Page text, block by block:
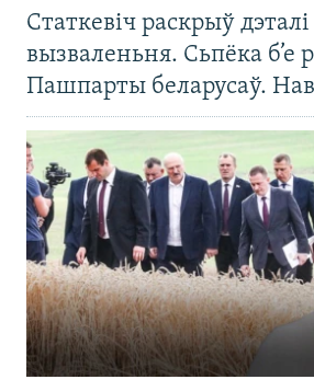
Статкевіч раскрыў дэталі
вызваленьня. Сьпёка б’е
Пашпарты беларусаў.